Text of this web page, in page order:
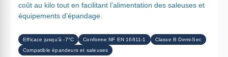
coût au kilo tout en facilitant l’alimentation des saleuses et
équipements d’épandage.
Efficace jusqu’à -7°C Conforme NF EN 16811-1
Classe B Demi-Sec
Compatible épandeurs et saleuses